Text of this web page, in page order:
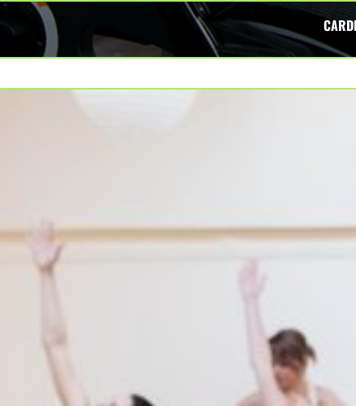
Sport cardio, hiit sport, renforcement